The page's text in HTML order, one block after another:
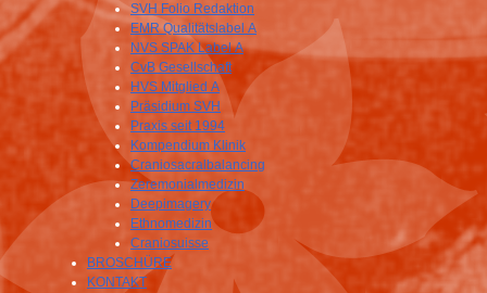
SVH Folio Redaktion
EMR Qualitätslabel A
NVS SPAK Label A
CvB Gesellschaft
HVS Mitglied A
Präsidium SVH
Praxis seit 1994
Kompendium Klinik
Craniosacralbalancing
Zeremonialmedizin
Deepimagery
Ethnomedizin
Craniosuisse
BROSCHÜRE
KONTAKT